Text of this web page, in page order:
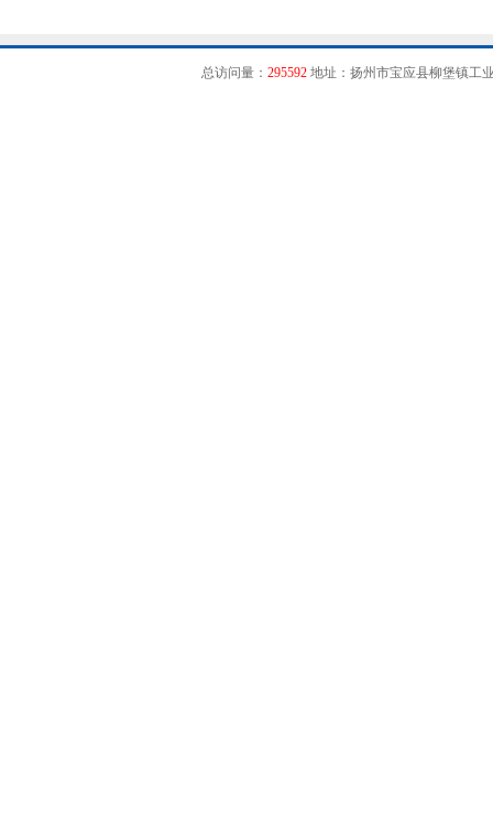
总访问量： 295592地址：扬州市宝应县柳堡镇工